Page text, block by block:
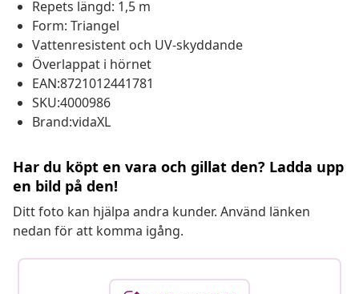
Repets längd: 1,5 m
Form: Triangel
Vattenresistent och UV-skyddande
Överlappat i hörnet
EAN:8721012441781
SKU:4000986
Brand:vidaXL
Har du köpt en vara och gillat den? Ladda upp
en bild på den!
Ditt foto kan hjälpa andra kunder. Använd länken
nedan för att komma igång.